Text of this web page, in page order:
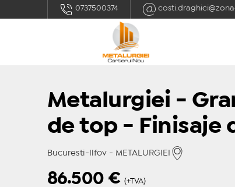
0737500374
Metalurgiei -
de top - Finisaje
Bucuresti-Ilfov - METALURGIEI
86.500€ (+TVA)